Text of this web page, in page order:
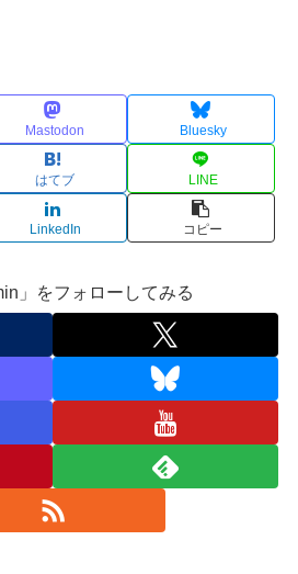
Mastodon Bluesky
はてブ LINE
LinkedIn コピー
」をフォローしてみる